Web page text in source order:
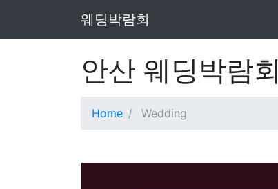
웨딩박람회
안산 웨딩박람회
Home Wedding